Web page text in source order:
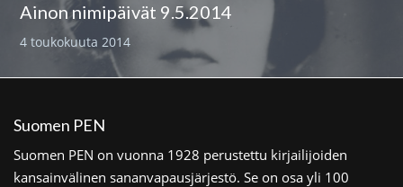
Ainon nimipäivät 9.5.2014
4 toukokuuta 2014
Suomen PEN
Suomen PEN on vuonna 1928 perustettu kirjailijoiden
kansainvälinen sananvapausjärjestö. Se on osa yli 100